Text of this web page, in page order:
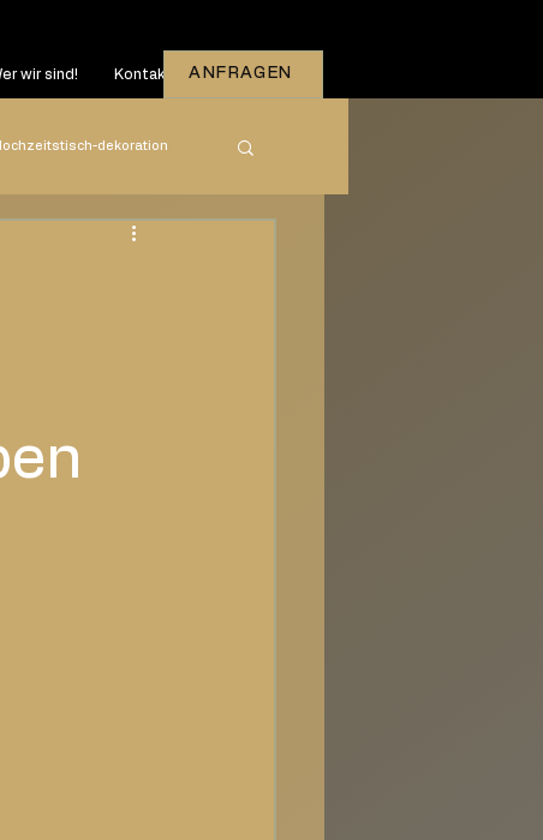
wir sind! Kontakt ANFRAGEN
dekoration